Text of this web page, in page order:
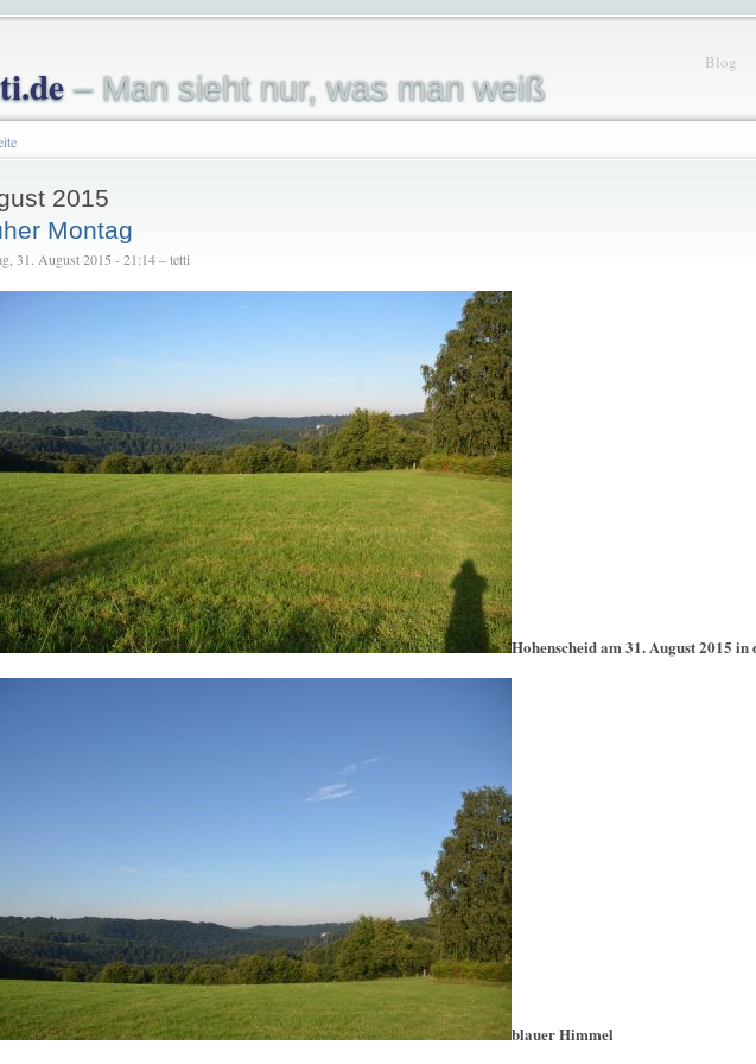
– Man sieht nur, was man weiß
Blog
2015
Montag
31. August 2015 - 21:14 – tetti
Hohenscheid am 31. August 2015 in
blauer Himmel